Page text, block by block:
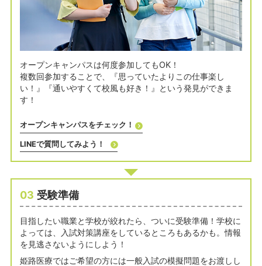
オープンキャンパスは何度参加してもOK！
複数回参加することで、『思っていたよりこの仕事楽し
い！』『通いやすくて校風も好き！』という発見ができま
す！
オープンキャンパスをチェック！
LINEで質問してみよう！
03 受験準備
目指したい職業と学校が絞れたら、ついに受験準備！学校に
よっては、入試対策講座をしているところもあるかも。情報
を見逃さないようにしよう！
姫路医療ではご希望の方には一般入試の模擬問題をお渡しし